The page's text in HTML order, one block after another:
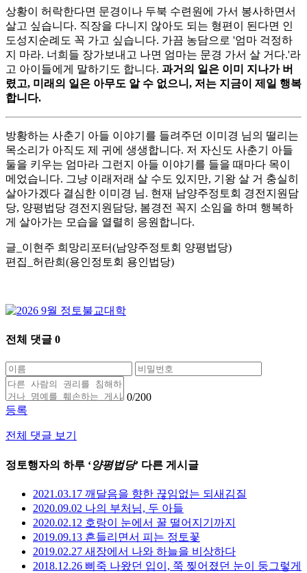
상황이 허락한다면 문경이나 두북 수련원에 가서 봉사하면서
살고 싶습니다. 직장을 다니지 않아도 되는 형편이 된다면 인
도성지순례도 꼭 가고 싶습니다. 가끔 농담으로 '엄마 걱정하
지 마라. 너희들 장가보내고 나면 엄마는 문경 가서 살 거다.'라
고 아이들에게 말하기도 합니다. 과거의 일은 이미 지나가 버
렸고, 미래의 일은 아무도 알 수 없으니, 저는 지금이 제일 행복
합니다.
방황하는 사춘기 아들 이야기를 들려주던 이미경 님의 떨리는
목소리가 아직도 제 귀에 생생합니다. 저 자신도 사춘기 아들
둘을 키우는 엄마라 그런지 아들 이야기를 들을 때마다 목이
메었습니다. 그냥 이래저래 살 수도 있지만, 기왕 살 거 충실히
살아가겠다 결심한 이미경 님. 현재 남양주정토회 경전지원담
당, 양평법당 경전지원담당, 봄경전 꼭지 소임을 하며 행복하
게 살아가는 모습을 열렬히 응원합니다.
글_이현주 희망리포터(남양주정토회 양평법당)
편집_허란희(용인정토회 용인법당)
전체 댓글 0
0/200
등록
전체 댓글 보기
정토행자의 하루 ‘양평법당’ 다른 게시글
2021.03.17 깨달음을 향한 끊임없는 되새김질
2020.09.02 나의 부처님, 두 아들
2020.02.12 호랑이 눈에서 꿀 떨어지기까지
2019.09.13 흔들리면서 피는 정토꽃
2019.02.27 새장에서 나와 하늘을 비상하다
2018.12.26 삐죽 나왔던 입이, 쭉 찢어졌던 눈이 둥그렇게